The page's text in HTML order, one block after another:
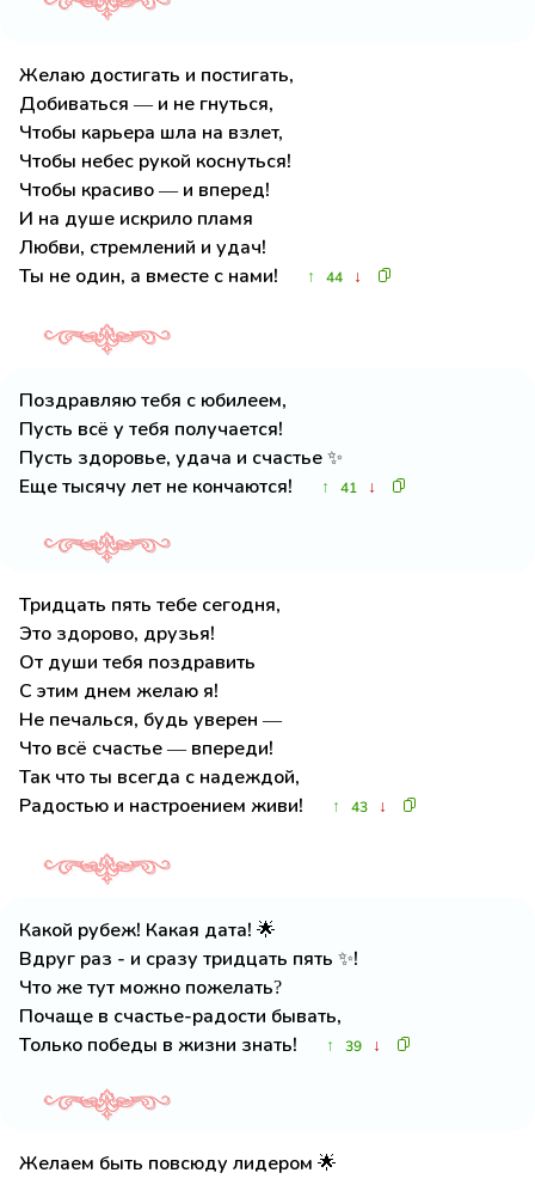
Желаю достигать и постигать,
Добиваться — и не гнуться,
Чтобы карьера шла на взлет,
Чтобы небес рукой коснуться!
Чтобы красиво — и вперед!
И на душе искрило пламя
Любви, стремлений и удач!
Ты не один, а вместе с нами!
↑ 44 ↓
Поздравляю тебя с юбилеем,
Пусть всё у тебя получается!
Пусть здоровье, удача и счастье ✨
Еще тысячу лет не кончаются!
↑ 41 ↓
Тридцать пять тебе сегодня,
Это здорово, друзья!
От души тебя поздравить
С этим днем желаю я!
Не печалься, будь уверен —
Что всё счастье — впереди!
Так что ты всегда с надеждой,
Радостью и настроением живи!
↑ 43 ↓
Какой рубеж! Какая дата! 🌟
Вдруг раз - и сразу тридцать пять ✨!
Что же тут можно пожелать?
Почаще в счастье-радости бывать,
Только победы в жизни знать!
↑ 39 ↓
Желаем быть повсюду лидером 🌟